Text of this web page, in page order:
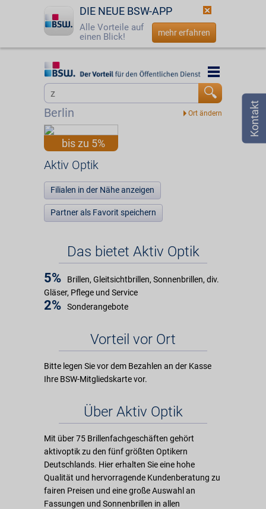
DIE NEUE BSW-APP
Alle Vorteile auf
einen Blick!
mehr erfahren
Startseite
Login
Berlin
Startseite
bis zu 5%
Aktiv Optik
Filialen in der Nähe anzeigen
Partner als Favorit speichern
Das bietet Aktiv Optik
5%
Brillen, Gleitsichtbrillen, Sonnenbrillen, div.
Gläser, Pflege und Service
2% Sonderangebote
Vorteil vor Ort
Bitte legen Sie vor dem Bezahlen an der Kasse
Ihre BSW-Mitgliedskarte vor.
Über Aktiv Optik
Mit über 75 Brillenfachgeschäften gehört
aktivoptik zu den fünf größten Optikern
Deutschlands. Hier erhalten Sie eine hohe
Qualität und hervorragende Kundenberatung zu
fairen Preisen und eine große Auswahl an
Fassungen und Sonnenbrillen in allen